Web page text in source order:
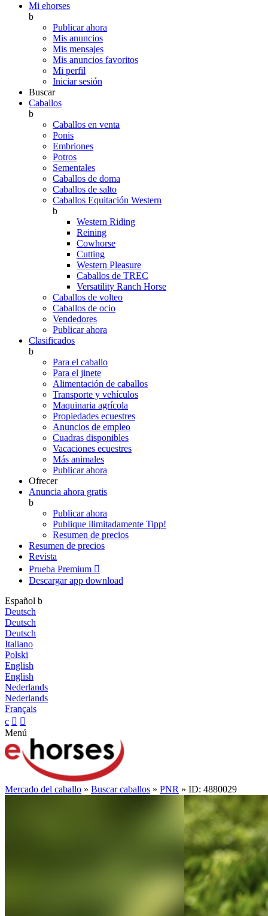
Mi ehorses
b
Publicar ahora
Mis anuncios
Mis mensajes
Mis anuncios favoritos
Mi perfil
Iniciar sesión
Buscar
Caballos
b
Caballos en venta
Ponis
Embriones
Potros
Sementales
Caballos de doma
Caballos de salto
Caballos Equitación Western
b
Western Riding
Reining
Cowhorse
Cutting
Western Pleasure
Caballos de TREC
Versatility Ranch Horse
Caballos de volteo
Caballos de ocio
Vendedores
Publicar ahora
Clasificados
b
Para el caballo
Para el jinete
Alimentación de caballos
Transporte y vehículos
Maquinaria agrícola
Propiedades ecuestres
Anuncios de empleo
Cuadras disponibles
Vacaciones ecuestres
Más animales
Publicar ahora
Ofrecer
Anuncia ahora gratis
b
Publicar ahora
Publique ilimitadamente Tipp!
Resumen de precios
Resumen de precios
Revista
Prueba Premium 
Descargar app download
Español b
Deutsch
Deutsch
Deutsch
Italiano
Polski
English
English
Nederlands
Nederlands
Français
c  
Menú
Mercado del caballo » Buscar caballos » PNR » ID: 4880029